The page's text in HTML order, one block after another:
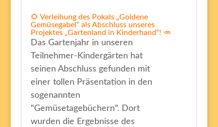
🌻 Verleihung des Pokals „Goldene
Gemüsegabel“ als Abschluss unseres
Projektes „Gartenland in Kinderhand“! 🥕
Das Gartenjahr in unseren
Teilnehmer-Kindergärten hat
seinen Abschluss gefunden mit
einer tollen Präsentation in den
sogenannten
"Gemüsetagebüchern". Dort
wurden die Ergebnisse des